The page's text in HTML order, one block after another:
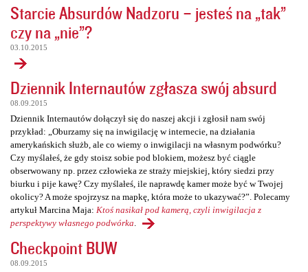
Starcie Absurdów Nadzoru – jesteś na „tak”
czy na „nie”?
03.10.2015
Dziennik Internautów zgłasza swój absurd
08.09.2015
Dziennik Internautów dołączył się do naszej akcji i zgłosił nam swój
przykład: „Oburzamy się na inwigilację w internecie, na działania
amerykańskich służb, ale co wiemy o inwigilacji na własnym podwórku?
Czy myślałeś, że gdy stoisz sobie pod blokiem, możesz być ciągle
obserwowany np. przez człowieka ze straży miejskiej, który siedzi przy
biurku i pije kawę? Czy myślałeś, ile naprawdę kamer może być w Twojej
okolicy? A może spojrzysz na mapkę, która może to ukazywać?”. Polecamy
artykuł Marcina Maja: Ktoś nasikał pod kamerą, czyli inwigilacja z
perspektywy własnego podwórka
Checkpoint BUW
08.09.2015